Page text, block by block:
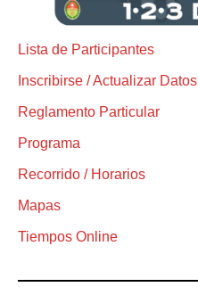
Lista de Participantes
Inscribirse / Actualizar Datos
Reglamento Particular
Programa
Recorrido / Horarios
Mapas
Tiempos Online